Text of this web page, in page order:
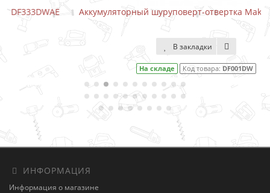
Аккумуляторный шуруповерт-отвертка Makita DF001DW
В закладки
На складе Код товара:DF001DW
ИНФОРМАЦИЯ
Информация о магазине